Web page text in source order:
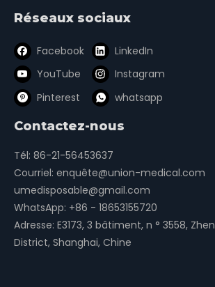
Réseaux sociaux
Facebook
LinkedIn
YouTube
Instagram
Pinterest
whatsapp
Contactez-nous
Tél: 86-21-56453637
Courriel: enquête@union-medical.com
umedisposable@gmail.com
WhatsApp: +86 - 18653155720
Adresse: E3173, 3 bâtiment, n ° 3558,
District, Shanghai, Chine